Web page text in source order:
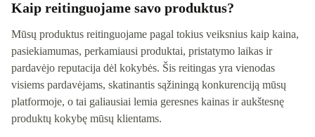
Kaip reitinguojame savo produktus?
Mūsų produktus reitinguojame pagal tokius veiksnius kaip kaina,
pasiekiamumas, perkamiausi produktai, pristatymo laikas ir
pardavėjo reputacija dėl kokybės. Šis reitingas yra vienodas
visiems pardavėjams, skatinantis sąžiningą konkurenciją mūsų
platformoje, o tai galiausiai lemia geresnes kainas ir aukštesnę